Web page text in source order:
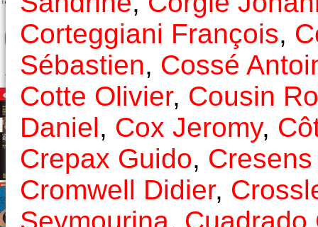
Corteggiani François,
Sébastien, Cossé
Cotte Olivier, Cousin
Daniel, Cox Jeromy,
Crepax Guido,
Cromwell Didier,